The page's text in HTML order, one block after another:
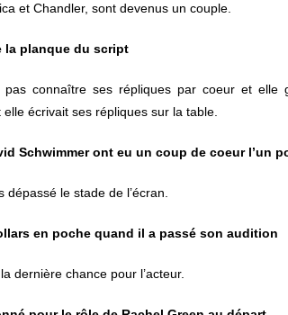
et Chandler, sont devenus un couple.
la planque du script
connaître ses répliques par coeur et elle
écrivait ses répliques sur la table.
Schwimmer ont eu un coup de coeur l’un
dépassé le stade de l’écran.
en poche quand il a passé son audition
dernière chance pour l’acteur.